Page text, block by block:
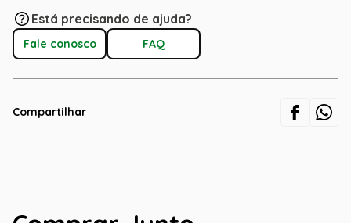
Está precisando de ajuda?
Fale conosco FAQ
Compartilhar